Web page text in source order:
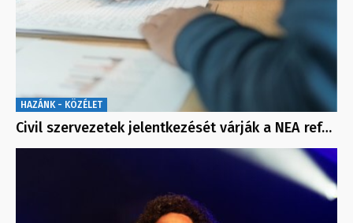
HAZÁNK - KÖZÉLET
Civil szervezetek jelentkezését várják a NEA ref…